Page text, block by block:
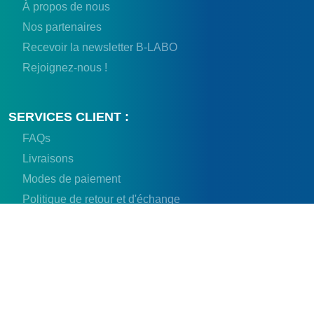
À propos de nous
Nos partenaires
Recevoir la newsletter B-LABO
Rejoignez-nous !
SERVICES CLIENT :
FAQs
Livraisons
Modes de paiement
Politique de retour et d'échange